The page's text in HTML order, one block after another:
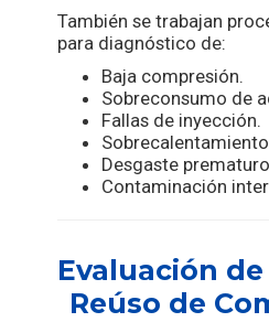
También se trabajan
para diagnóstico de:
Baja compresión.
Sobreconsumo de
Fallas de inyección.
Desgaste
Contaminación
Evaluación
Reúso de